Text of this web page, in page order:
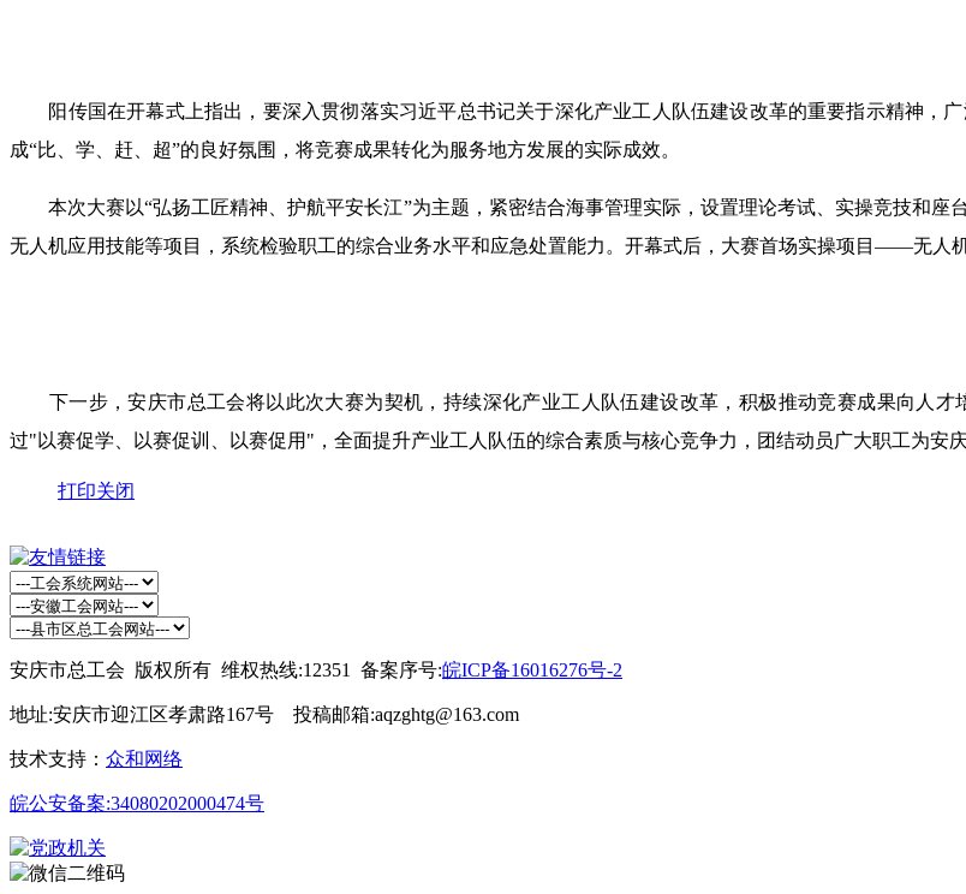
阳传国在开幕式上指出，要深入贯彻落实习近平总书记关于深化产业工人队伍建设改革的重要指示精神，
成“比、学、赶、超”的良好氛围，将竞赛成果转化为服务地方发展的实际成效。
本次大赛以“弘扬工匠精神、护航平安长江”为主题，紧密结合海事管理实际，设置理论考试、实操竞技和座
无人机应用技能等项目，系统检验职工的综合业务水平和应急处置能力。开幕式后，大赛首场实操项目——无人
下一步，安庆市总工会将以此次大赛为契机，持续深化产业工人队伍建设改革，积极推动竞赛成果向人才
过"以赛促学、以赛促训、以赛促用"，全面提升产业工人队伍的综合素质与核心竞争力，团结动员广大职工为安
打印关闭
安庆市总工会 版权所有 维权热线:12351 备案序号:皖ICP备16016276号-2
地址:安庆市迎江区孝肃路167号 投稿邮箱:aqzghtg@163.com
技术支持： 众和网络
皖公安备案:34080202000474号